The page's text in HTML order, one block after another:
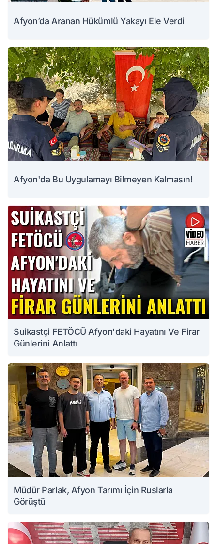
Afyon’da Aranan Hükümlü Yakayı Ele Verdi
Afyon'da Bu Uygulamayı Bilmeyen Kalmasın!
Suikastçi FETÖCÜ Afyon'daki Hayatını Ve Firar
Günlerini Anlattı
Müdür Parlak, Afyon Tarımı İçin Ruslarla
Görüştü